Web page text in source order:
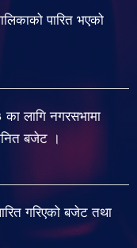
पारित भएको
लागि नगरसभामा
बजेट ।
गरिएको बजेट तथा